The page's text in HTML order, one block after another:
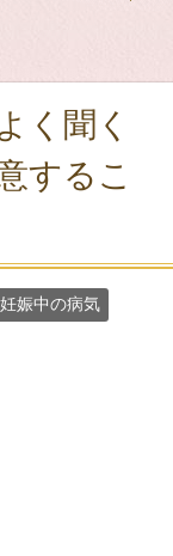
く聞く
するこ
妊娠中の病気